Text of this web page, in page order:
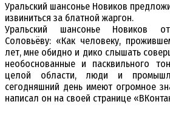
Уральский шансонье Новиков
извиниться за блатной жаргон.
Уральский шансонье Новиков
Соловьёву: «Как человеку,
лет, мне обидно и дико слышать
необоснованные и пасквильного
целой области, люди и
сегодняшний день имеют огромное
написал он на своей странице